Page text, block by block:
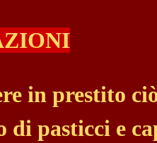
in prestito
di pasticci e